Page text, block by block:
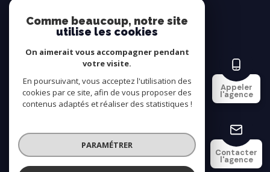
Appeler
l'agence
Contacter
l'agence
Cookies
© 2026 | Tous droits réservés
Comme beaucoup, notre site
utilise les cookies
On aimerait vous accompagner pendant
votre visite.
En poursuivant, vous acceptez l'utilisation des
cookies par ce site, afin de vous proposer des
contenus adaptés et réaliser des statistiques !
PARAMÉTRER